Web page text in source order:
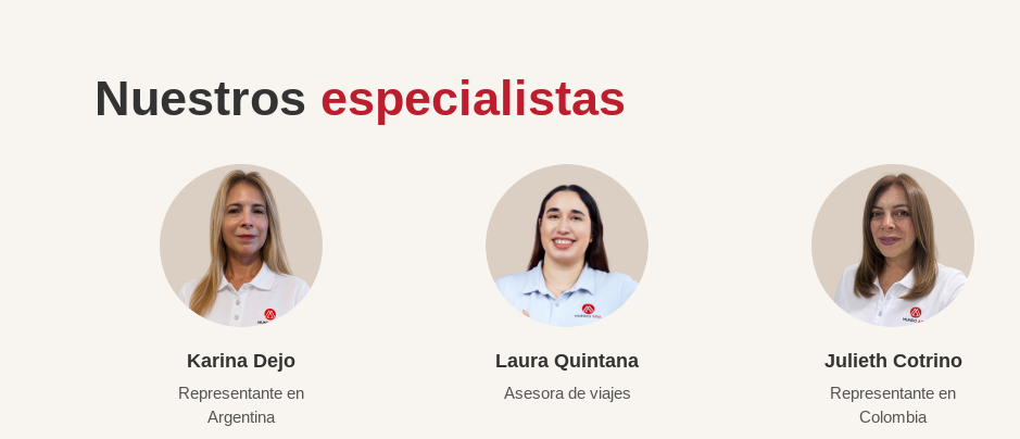
Nuestros especialistas
Karina Dejo
Representante en
Argentina
Laura Quintana
Asesora de viajes
Julieth Cotrino
Representante en
Colombia